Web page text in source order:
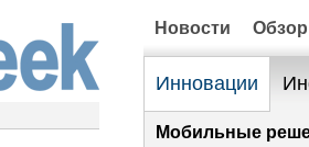
Новости
Инновации
Мобильные